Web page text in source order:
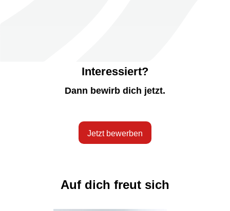
Interessiert?
Dann bewirb dich jetzt.
Jetzt bewerben
Auf dich freut sich